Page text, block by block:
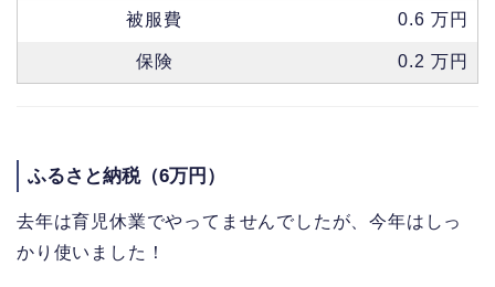
被服費 0.6 万円
保険 0.2 万円
ふるさと納税（6万円）
去年は育児休業でやってませんでしたが、今年はしっ
かり使いました！